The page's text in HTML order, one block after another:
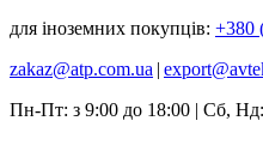
для іноземних покупців: +380
zakaz@atp.com.ua |
Пн-Пт: з 9:00 до 18:00 | Сб,